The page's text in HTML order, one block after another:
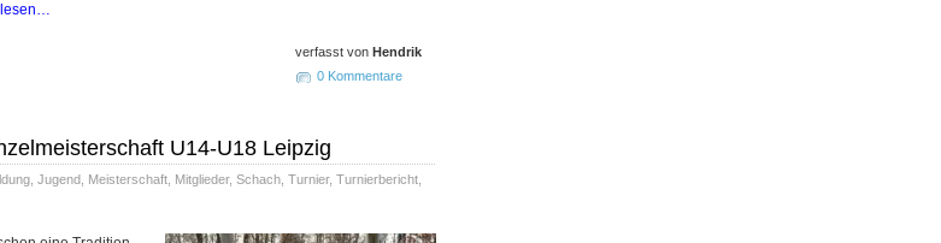
verfasst von Hendrik
0 Kommentare
U14-U18 Leipzig
Jugend Meisterschaft Mitglieder, Schach Turnier, Turnierbericht